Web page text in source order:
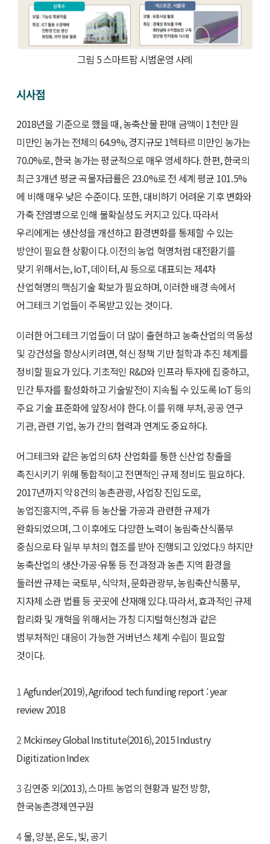
그림 5 스마트팜 시범운영 사례
시사점
2018년을 기준으로 했을 때, 농축산물 판매 금액이 1천만 원
미만인 농가는 전체의 64.9%, 경지규모 1헥타르 미만인 농가는
70.0%로, 한국 농가는 평균적으로 매우 영세하다. 한편, 한국의
최근 3개년 평균 곡물자급률은 23.0%로 전 세계 평균 101.5%
에 비해 매우 낮은 수준이다. 또한, 대비하기 어려운 기후 변화와
가축 전염병으로 인해 불확실성도 커지고 있다. 따라서
우리에게는 생산성을 개선하고 환경변화를 통제할 수 있는
방안이 필요한 상황이다. 이전의 농업 혁명처럼 대전환기를
맞기 위해서는, IoT, 데이터, AI 등으로 대표되는 제4차
산업혁명의 핵심기술 확보가 필요하며, 이러한 배경 속에서
어그테크 기업들이 주목받고 있는 것이다.
이러한 어그테크 기업들이 더 많이 출현하고 농축산업의 역동성
및 강건성을 향상시키려면, 혁신 정책 기반 철학과 추진 체계를
정비할 필요가 있다. 기초적인 R&D와 인프라 투자에 집중하고,
민간 투자를 활성화하고 기술발전이 지속될 수 있도록 IoT 등의
주요 기술 표준화에 앞장서야 한다. 이를 위해 부처, 공공 연구
기관, 관련 기업, 농가 간의 협력과 연계도 중요하다.
어그테크와 같은 농업의 6차 산업화를 통한 신산업 창출을
촉진시키기 위해 통합적이고 전면적인 규제 정비도 필요하다.
2017년까지 약 8건의 농촌관광, 사업장 진입도로,
농업진흥지역, 주류 등 농산물 가공과 관련한 규제가
완화되었으며, 그 이후에도 다양한 노력이 농림축산식품부
중심으로 타 일부 부처의 협조를 받아 진행되고 있었다.9하지만
농축산업의 생산·가공·유통 등 전 과정과 농촌 지역 환경을
둘러싼 규제는 국토부, 식약처, 문화관광부, 농림축산식품부,
지자체 소관 법률 등 곳곳에 산재해 있다. 따라서, 효과적인 규제
합리화 및 개혁을 위해서는 가칭 디지털혁신청과 같은
범부처적인 대응이 가능한 거버넌스 체계 수립이 필요할
것이다.
1 Agfunder(2019), Agrifood tech funding report : year
review 2018
2 Mckinsey Global Institute(2016), 2015 Industry
Digitization Index
3김연중 외(2013), 스마트 농업의 현황과 발전 방향,
한국농촌경제연구원
4물, 양분, 온도, 빛, 공기